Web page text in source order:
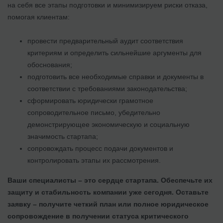
на себя все этапы подготовки и минимизируем риски отказа,
помогая клиентам:
провести предварительный аудит соответствия
критериям и определить сильнейшие аргументы для
обоснования;
подготовить все необходимые справки и документы в
соответствии с требованиями законодательства;
сформировать юридически грамотное
сопроводительное письмо, убедительно
демонстрирующее экономическую и социальную
значимость стартапа;
сопровождать процесс подачи документов и
контролировать этапы их рассмотрения.
Ваши специалисты – это сердце стартапа. Обеспечьте их
защиту и стабильность компании уже сегодня. Оставьте
заявку – получите четкий план или полное юридическое
сопровождение в получении статуса критического